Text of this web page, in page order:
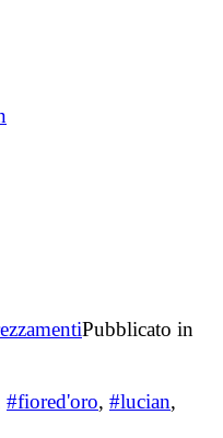
Pubblicato in
#fiored'oro, #lucian,